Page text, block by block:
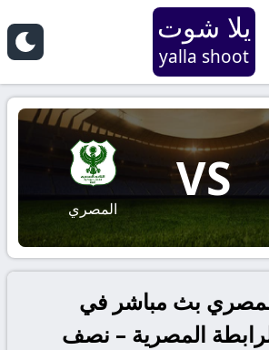
يلا شوت
yalla shoot
VS
المصري
بث مباشر في
المصرية – نصف